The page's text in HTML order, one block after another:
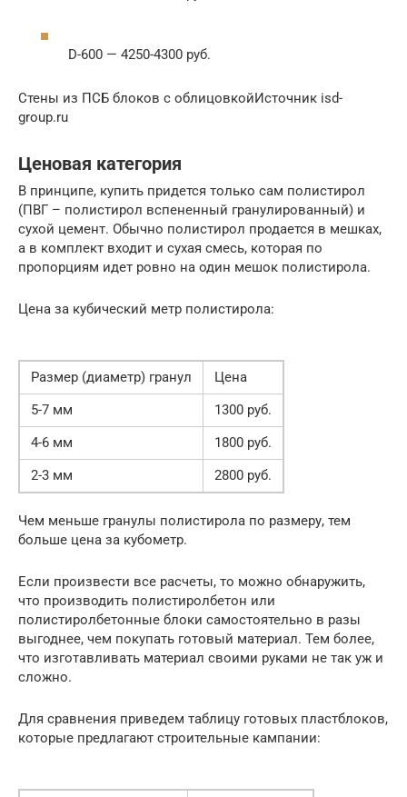
D-600 — 4250-4300 руб.
Стены из ПСБ блоков с облицовкойИсточник isd-
group.ru
Ценовая категория
В принципе, купить придется только сам полистирол
(ПВГ – полистирол вспененный гранулированный) и
сухой цемент. Обычно полистирол продается в мешках,
а в комплект входит и сухая смесь, которая по
пропорциям идет ровно на один мешок полистирола.
Цена за кубический метр полистирола:
Размер (диаметр) гранул
Цена
5-7 мм
1300 руб.
4-6 мм
1800 руб.
2-3 мм
2800 руб.
Чем меньше гранулы полистирола по размеру, тем
больше цена за кубометр.
Если произвести все расчеты, то можно обнаружить,
что производить полистиролбетон или
полистиролбетонные блоки самостоятельно в разы
выгоднее, чем покупать готовый материал. Тем более,
что изготавливать материал своими руками не так уж и
сложно.
Для сравнения приведем таблицу готовых пластблоков,
которые предлагают строительные кампании: